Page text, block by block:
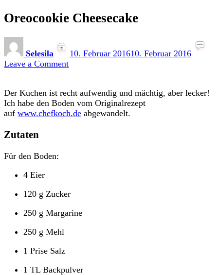
Oreocookie Cheesecake
Selesila 10. Februar 201610. Februar 2016
Leave a Commenton
Der Kuchen ist recht aufwendig und mächtig, aber lecker!
Ich habe den Boden vom Originalrezept
auf www.chefkoch.de abgewandelt.
Zutaten
Für den Boden:
4 Eier
120 g Zucker
250 g Margarine
250 g Mehl
1 Prise Salz
1 TL Backpulver